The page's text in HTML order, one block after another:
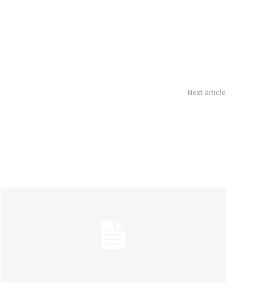
Next article